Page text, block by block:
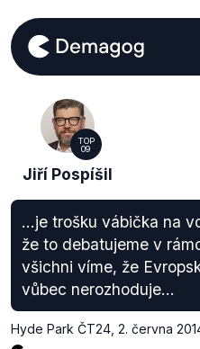
TOP
09
Jiří Pospíšil
...je trošku vábička na
že to debatujeme v
všichni víme, že
vůbec nerozhoduje...
Hyde Park ČT24 2. června